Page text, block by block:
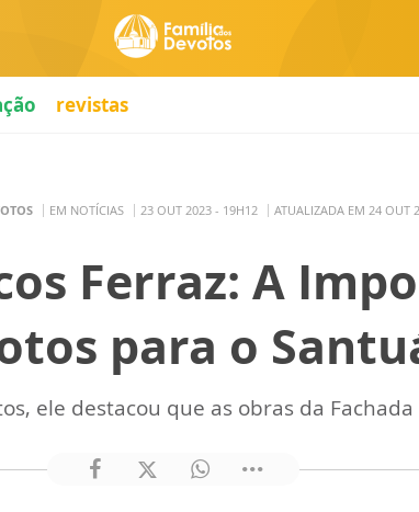
revistas
EM NOTÍCIAS 23 OUT 2023 - 19H12 ATUALIZADA EM 24 OUT
Ferraz: A
para o
ele destacou que as obras da